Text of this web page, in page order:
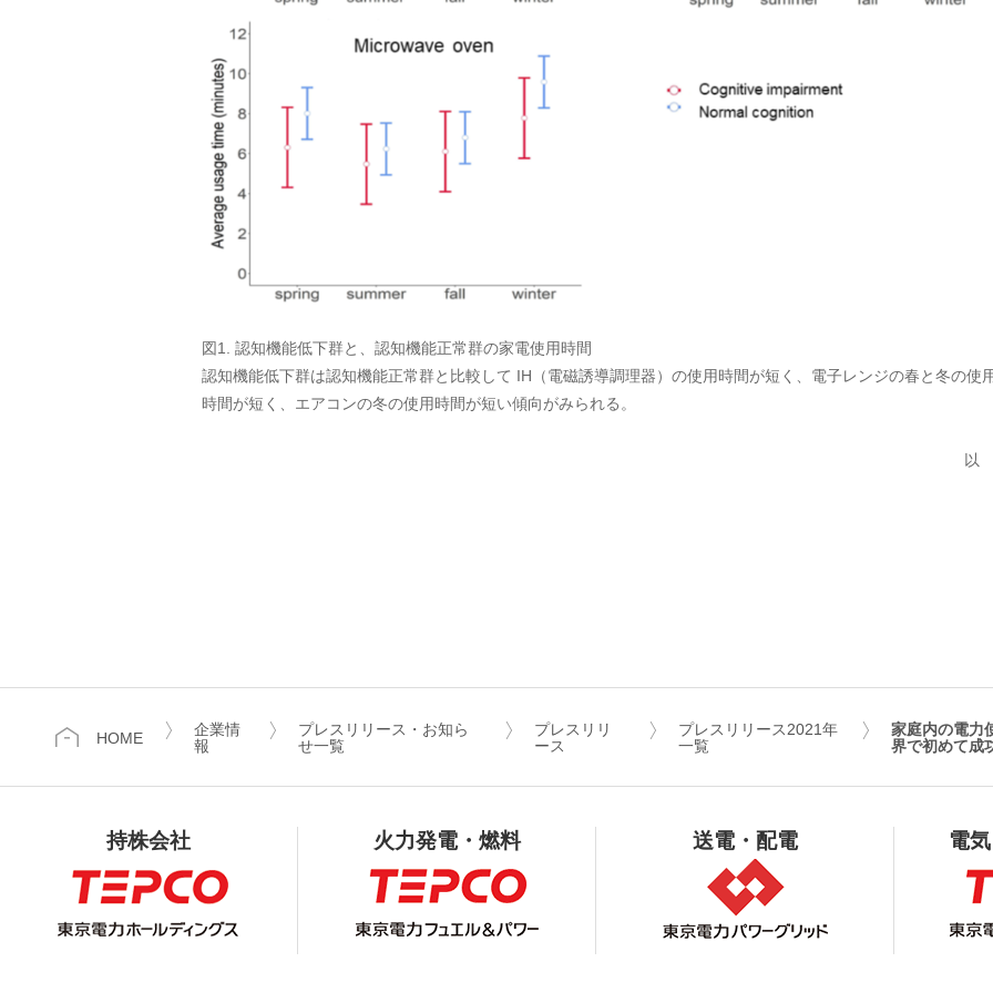
図1. 認知機能低下群と、認知機能正常群の家電使用時間
認知機能低下群は認知機能正常群と比較して IH（電磁誘導調理器）の使用時間が短く、電子レンジの春と冬の使
時間が短く、エアコンの冬の使用時間が短い傾向がみられる。
以
HOME
企業情
報
プレスリリース・お知ら
せ一覧
プレスリリ
ース
プレスリリース2021年
一覧
家庭内の電力
界で初めて成
持株会社 火力発電・燃料 送電・配電 電